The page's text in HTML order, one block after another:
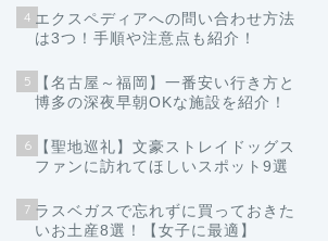
4 エクスペディアへの問い合わせ方法
は3つ！手順や注意点も紹介！
5
【名古屋～福岡】一番安い行き方と
博多の深夜早朝OKな施設を紹介！
6
【聖地巡礼】文豪ストレイドッグス
ファンに訪れてほしいスポット9選
7 ラスベガスで忘れずに買っておきた
いお土産8選！【女子に最適】